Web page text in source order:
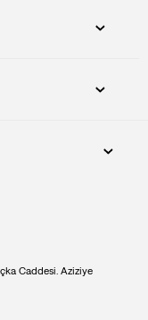
Caddesi. Aziziye